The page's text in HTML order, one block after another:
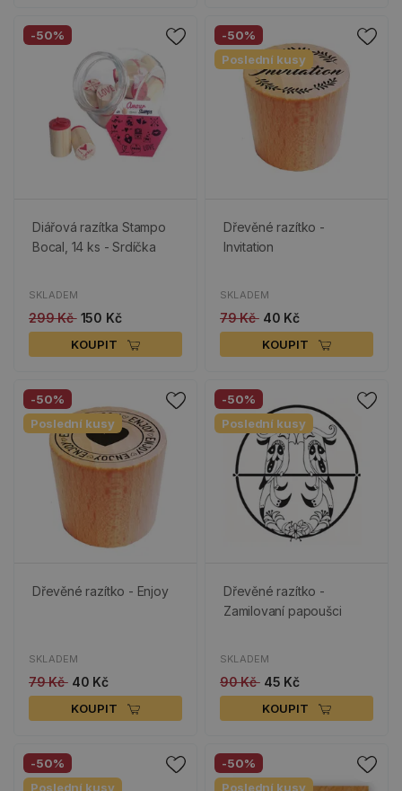
-50%
Diářová razítka Stampo
Bocal, 14 ks - Srdíčka
SKLADEM
299 Kč 150 Kč
KOUPIT
-50%
Poslední kusy
Dřevěné razítko -
Invitation
SKLADEM
79 Kč 40 Kč
KOUPIT
-50%
Poslední kusy
Dřevěné razítko - Enjoy
SKLADEM
79 Kč 40 Kč
KOUPIT
-50%
Poslední kusy
Dřevěné razítko -
Zamilovaní papoušci
SKLADEM
90 Kč 45 Kč
KOUPIT
-50%
Poslední kusy
-50%
Poslední kusy